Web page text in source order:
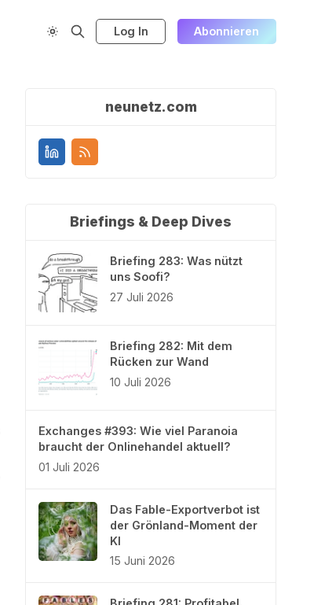
Log In Abonnieren
neunetz.com
Briefings & Deep Dives
Briefing 283: Was nützt
uns Soofi?
27 Juli 2026
Briefing 282: Mit dem
Rücken zur Wand
10 Juli 2026
Exchanges #393: Wie viel Paranoia
braucht der Onlinehandel aktuell?
01 Juli 2026
Das Fable-Exportverbot ist
der Grönland-Moment der
KI
15 Juni 2026